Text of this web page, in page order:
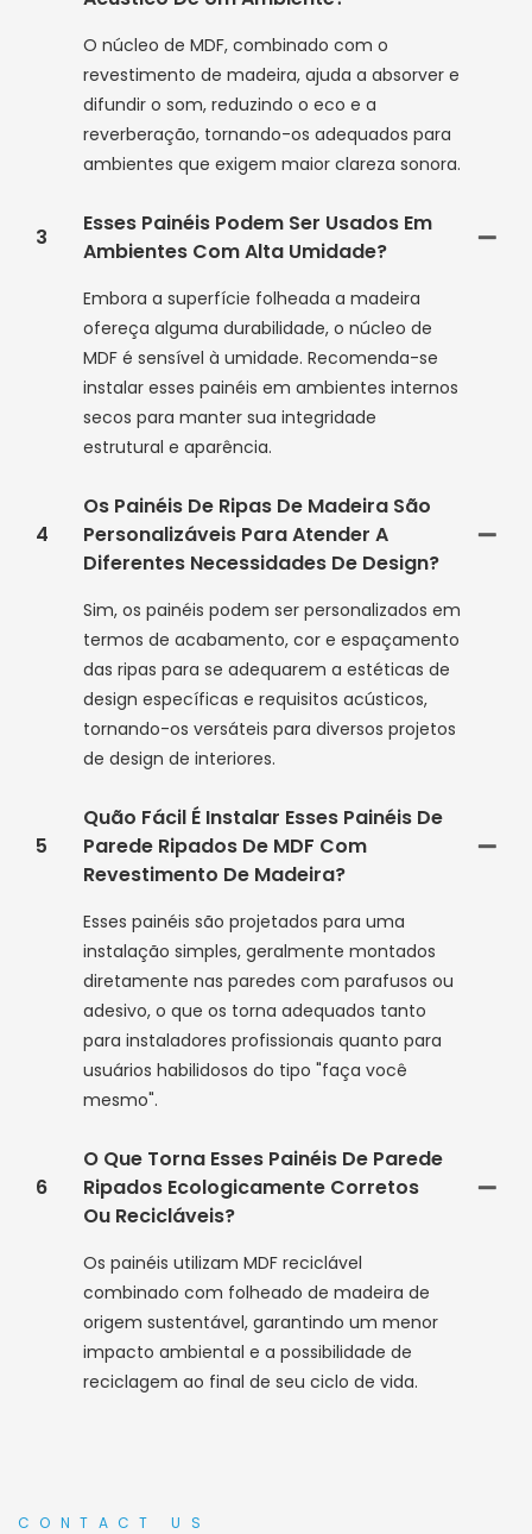
O núcleo de MDF, combinado com o
revestimento de madeira, ajuda a absorver e
difundir o som, reduzindo o eco e a
reverberação, tornando-os adequados para
ambientes que exigem maior clareza sonora.
3
Esses Painéis Podem Ser Usados ​​em
Ambientes Com Alta Umidade?
Embora a superfície folheada a madeira
ofereça alguma durabilidade, o núcleo de
MDF é sensível à umidade. Recomenda-se
instalar esses painéis em ambientes internos
secos para manter sua integridade
estrutural e aparência.
4
Os Painéis De Ripas De Madeira São
Personalizáveis ​​para Atender A
Diferentes Necessidades De Design?
Sim, os painéis podem ser personalizados em
termos de acabamento, cor e espaçamento
das ripas para se adequarem a estéticas de
design específicas e requisitos acústicos,
tornando-os versáteis para diversos projetos
de design de interiores.
5
Quão Fácil É Instalar Esses Painéis De
Parede Ripados De MDF Com
Revestimento De Madeira?
Esses painéis são projetados para uma
instalação simples, geralmente montados
diretamente nas paredes com parafusos ou
adesivo, o que os torna adequados tanto
para instaladores profissionais quanto para
usuários habilidosos do tipo "faça você
mesmo".
6
O Que Torna Esses Painéis De Parede
Ripados Ecologicamente Corretos
Ou Recicláveis?
Os painéis utilizam MDF reciclável
combinado com folheado de madeira de
origem sustentável, garantindo um menor
impacto ambiental e a possibilidade de
reciclagem ao final de seu ciclo de vida.
CONTACT US